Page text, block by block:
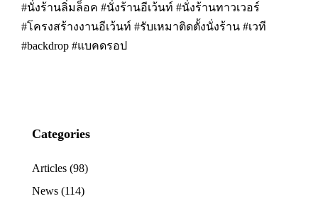
#นั่งร้านลิ่มล็อค #นั่งร้านอีเว้นท์ #นั่งร้านทาวเวอร์
#โครงสร้างงานอีเว้นท์ #รับเหมาติดตั้งนั่งร้าน #เวที
#backdrop #แบคดรอป
Categories
Articles (98)
News (114)